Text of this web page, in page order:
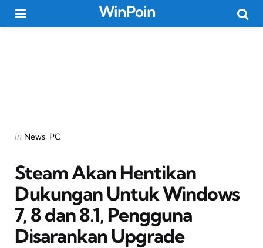
WinPoin
Categories
Posted
in News PC
Steam Akan Hentikan
Dukungan Untuk Windows
7, 8 dan 8.1, Pengguna
Disarankan Upgrade